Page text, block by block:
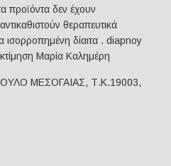
προϊόντα δεν έχουν
θεραπευτικά
ισορροπημένη δίαιτα . diapnoy
Μαρία Καλημέρη
ΜΕΣΟΓΑΙΑΣ, Τ.Κ.19003,